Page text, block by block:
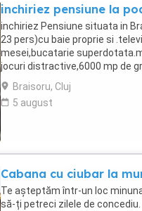
inchiriez pensiune la
inchiriez Pensiune situata in
23 pers)cu baie proprie si
mesei,bucatarie
jocuri distractive,6000 mp de
copii,wifi,trambulina video
Braisoru, Cluj
5 august
Cabana cu ciubar la
Te aşteptăm într-un loc
să-ți petreci zilele de concediu.